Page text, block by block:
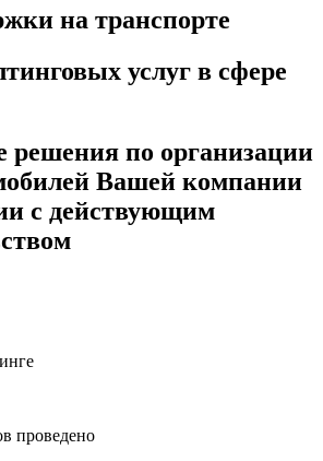
на транспорте
услуг в сфере
решения по организации
Вашей компании
с действующим
проведено